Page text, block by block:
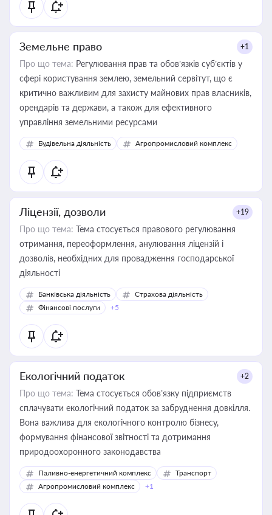
Земельне право +1
Про що тема: Регулювання прав та обов’язків суб’єктів у
сфері користування землею, земельний сервітут, що є
критично важливим для захисту майнових прав власників,
орендарів та держави, а також для ефективного
управління земельними ресурсами
Будівельна діяльність Агропромисловий комплекс
Ліцензії, дозволи +19
Про що тема: Тема стосується правового регулювання
отримання, переоформлення, анулювання ліцензій і
дозволів, необхідних для провадження господарської
діяльності
Банківська діяльність
Страхова діяльність
Фінансові послуги
+5
Екологічний податок +2
Про що тема: Тема стосується обов’язку підприємств
сплачувати екологічний податок за забруднення довкілля.
Вона важлива для екологічного контролю бізнесу,
формування фінансової звітності та дотримання
природоохоронного законодавства
Паливно-енергетичний комплекс
Транспорт
Агропромисловий комплекс
+1